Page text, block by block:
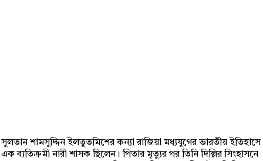
সুলতান শামসুদ্দিন ইলতুতমিশের কন্যা রাজিয়া মধ্যযুগের ভারতীয় ইতিহাসে
এক ব্যতিক্রমী নারী শাসক ছিলেন। পিতার মৃত্যুর পর তিনি দিল্লির সিংহাসনে